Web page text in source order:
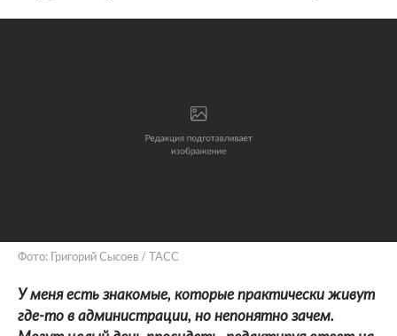
Фото: Григорий Сысоев / ТАСС
У меня есть знакомые, которые практически живут
где-то в администрации, но непонятно зачем.